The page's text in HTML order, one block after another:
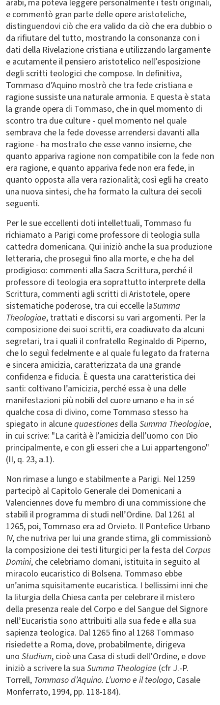
arabi, ma poteva leggere personalmente i testi originali,
e commentò gran parte delle opere aristoteliche,
distinguendovi ciò che era valido da ciò che era dubbio o
da rifiutare del tutto, mostrando la consonanza con i
dati della Rivelazione cristiana e utilizzando largamente
e acutamente il pensiero aristotelico nell’esposizione
degli scritti teologici che compose. In definitiva,
Tommaso d’Aquino mostrò che tra fede cristiana e
ragione sussiste una naturale armonia. E questa è stata
la grande opera di Tommaso, che in quel momento di
scontro tra due culture - quel momento nel quale
sembrava che la fede dovesse arrendersi davanti alla
ragione - ha mostrato che esse vanno insieme, che
quanto appariva ragione non compatibile con la fede non
era ragione, e quanto appariva fede non era fede, in
quanto opposta alla vera razionalità; così egli ha creato
una nuova sintesi, che ha formato la cultura dei secoli
seguenti.
Per le sue eccellenti doti intellettuali, Tommaso fu
richiamato a Parigi come professore di teologia sulla
cattedra domenicana. Qui iniziò anche la sua produzione
letteraria, che proseguì fino alla morte, e che ha del
prodigioso: commenti alla Sacra Scrittura, perché il
professore di teologia era soprattutto interprete della
Scrittura, commenti agli scritti di Aristotele, opere
sistematiche poderose, tra cui eccelle laSumma
Theologiae, trattati e discorsi su vari argomenti. Per la
composizione dei suoi scritti, era coadiuvato da alcuni
segretari, tra i quali il confratello Reginaldo di Piperno,
che lo seguì fedelmente e al quale fu legato da fraterna
e sincera amicizia, caratterizzata da una grande
confidenza e fiducia. È questa una caratteristica dei
santi: coltivano l’amicizia, perché essa è una delle
manifestazioni più nobili del cuore umano e ha in sé
qualche cosa di divino, come Tommaso stesso ha
spiegato in alcunequaestiones della Summa Theologiae,
in cui scrive: "La carità è l’amicizia dell’uomo con Dio
principalmente, e con gli esseri che a Lui appartengono"
(II, q. 23, a.1).
Non rimase a lungo e stabilmente a Parigi. Nel 1259
partecipò al Capitolo Generale dei Domenicani a
Valenciennes dove fu membro di una commissione che
stabilì il programma di studi nell’Ordine. Dal 1261 al
1265, poi, Tommaso era ad Orvieto. Il Pontefice Urbano
IV, che nutriva per lui una grande stima, gli commissionò
la composizione dei testi liturgici per la festa del Corpus
Domini, che celebriamo domani, istituita in seguito al
miracolo eucaristico di Bolsena. Tommaso ebbe
un’anima squisitamente eucaristica. I bellissimi inni che
la liturgia della Chiesa canta per celebrare il mistero
della presenza reale del Corpo e del Sangue del Signore
nell’Eucaristia sono attribuiti alla sua fede e alla sua
sapienza teologica. Dal 1265 fino al 1268 Tommaso
risiedette a Roma, dove, probabilmente, dirigeva
uno Studium, cioè una Casa di studi dell’Ordine, e dove
iniziò a scrivere la sua Summa Theologiae (cfr J.-P.
Torrell, Tommaso d’Aquino. L’uomo e il teologo, Casale
Monferrato, 1994, pp. 118-184).